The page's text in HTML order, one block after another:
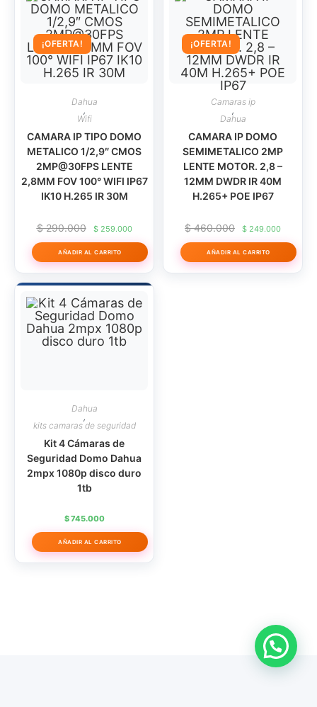
30M
IVS
POE
cantidad
¡OFERTA!
Dahua
,
Wifi
CAMARA IP TIPO DOMO
METALICO 1/2,9″ CMOS
2MP@30FPS LENTE
2,8MM FOV 100° WIFI IP67
IK10 H.265 IR 30M
$290.000
El
original
era:
$ 290.000.
$259.000El
actual
es:
$ 259.000.
AÑADIR AL CARRITO
¡OFERTA!
Camaras ip
,
Dahua
CAMARA IP DOMO
SEMIMETALICO 2MP
LENTE MOTOR. 2,8 –
12MM DWDR IR 40M
H.265+ POE IP67
$460.000
El
original
era:
$ 460.000.
$ 249.000El
actual
es:
$
AÑADIR AL CARRITO
Dahua
,
kits camaras de seguridad
Kit 4 Cámaras de
Seguridad Domo Dahua
2mpx 1080p disco duro
1tb
$745.000
AÑADIR AL CARRITO